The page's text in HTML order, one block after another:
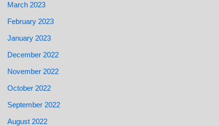
March 2023
February 2023
January 2023
December 2022
November 2022
October 2022
September 2022
August 2022